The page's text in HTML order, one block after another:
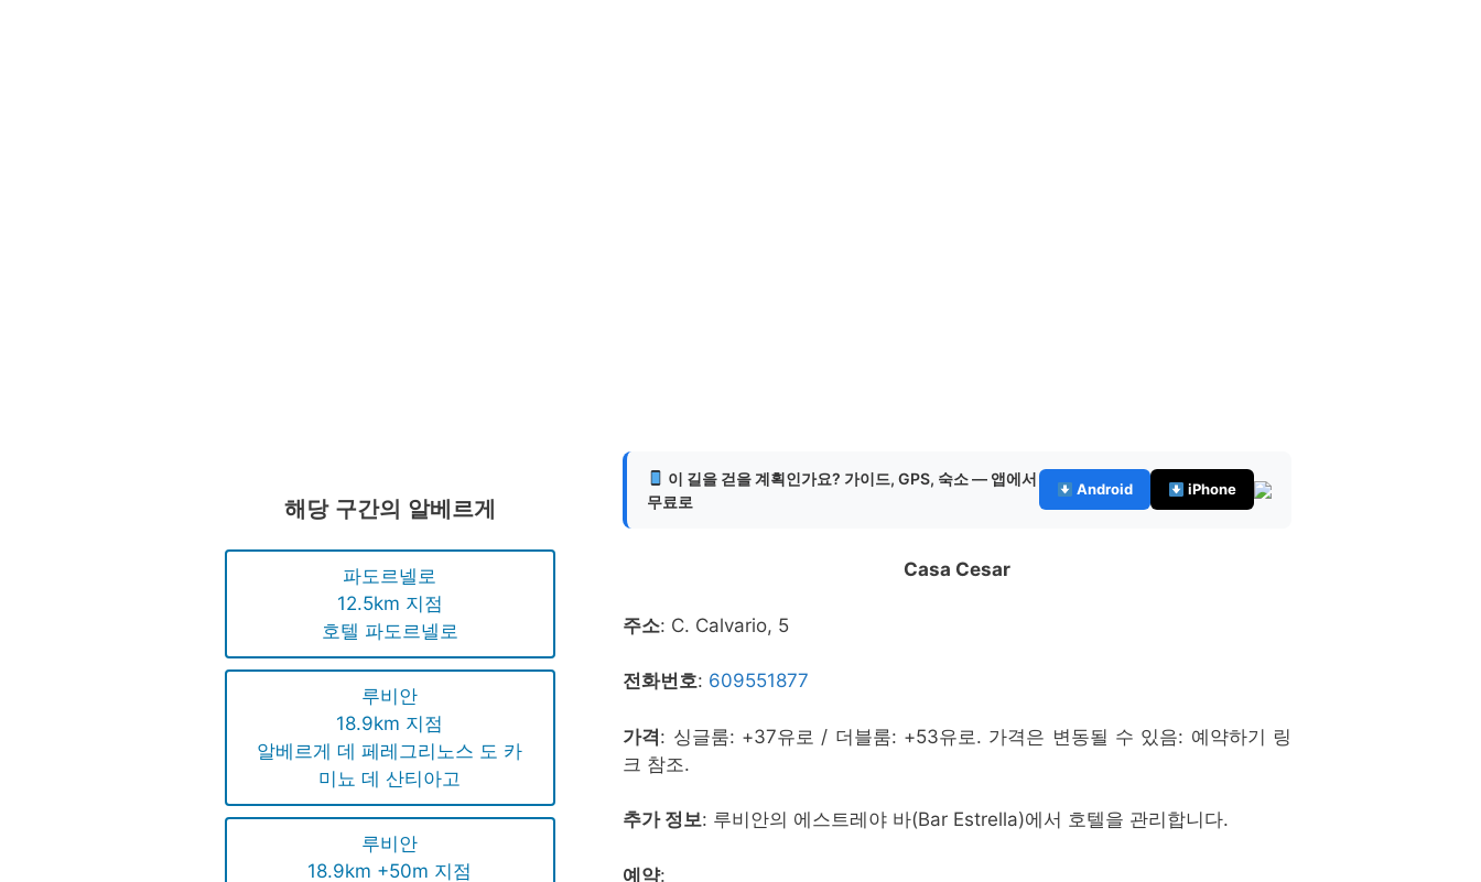
해당 구간의 알베르게
파도르넬로
12.5km 지점
호텔 파도르넬로
루비안
18.9km 지점
알베르게 데 페레그리노스 도 카
미뇨 데 산티아고
루비안
18.9km +50m 지점
이 길을 걷을 계획인가요? 가이드, GPS, 숙소 — 앱에서
무료로
Android iPhone
Casa Cesar
주소: C. Calvario, 5
전화번호: 609551877
가격: 싱글룸: +37유로 / 더블룸: +53유로. 가격은 변동될 수 있음: 예약하기 링
크 참조.
추가 정보: 루비안의 에스트레야 바(Bar Estrella)에서 호텔을 관리합니다.
예약: